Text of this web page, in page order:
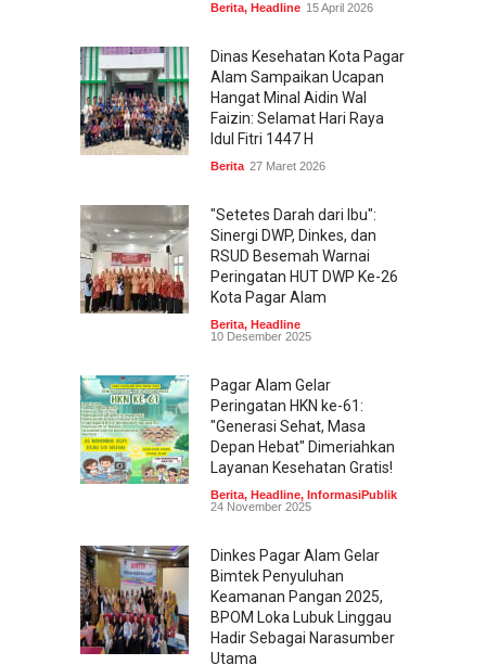
Berita, Headline 15 April 2026
Dinas Kesehatan Kota Pagar
Alam Sampaikan Ucapan
Hangat Minal Aidin Wal
Faizin: Selamat Hari Raya
Idul Fitri 1447 H
Berita 27 Maret 2026
"Setetes Darah dari Ibu":
Sinergi DWP, Dinkes, dan
RSUD Besemah Warnai
Peringatan HUT DWP Ke-26
Kota Pagar Alam
Berita, Headline
10 Desember 2025
Pagar Alam Gelar
Peringatan HKN ke-61:
"Generasi Sehat, Masa
Depan Hebat" Dimeriahkan
Layanan Kesehatan Gratis!
Berita, Headline, InformasiPublik
24 November 2025
Dinkes Pagar Alam Gelar
Bimtek Penyuluhan
Keamanan Pangan 2025,
BPOM Loka Lubuk Linggau
Hadir Sebagai Narasumber
Utama